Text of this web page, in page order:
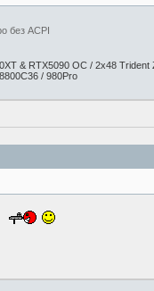
без ACPI
& RTX5090 OC / 2x48
/ 980Pro